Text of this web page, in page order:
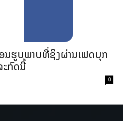
ອນຮູບພາບທີ່ຊິງຜ່ານເຟດບຸກ
ກົດນີ້
0